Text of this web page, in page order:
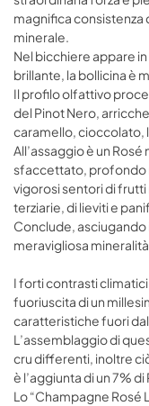
magnifica consistenza
minerale.
Nel bicchiere appare
brillante, la bollicina è
Il profilo olfattivo
del Pinot Nero,
caramello, cioccolato,
All’assaggio è un
sfaccettato, profondo
vigorosi sentori di frutti
terziarie, di lieviti e
Conclude, asciugando
meravigliosa
I forti contrasti
fuoriuscita di un
caratteristiche fuori
L’assemblaggio di
cru differenti, inoltre
è l’aggiunta di un 7%
Lo “Champagne Rosé